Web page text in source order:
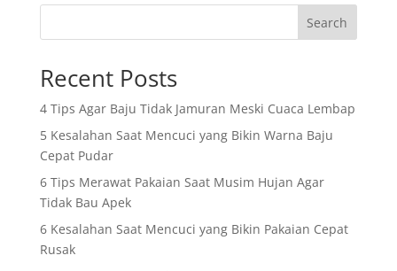
Search
Recent Posts
4 Tips Agar Baju Tidak Jamuran Meski Cuaca Lembap
5 Kesalahan Saat Mencuci yang Bikin Warna Baju
Cepat Pudar
6 Tips Merawat Pakaian Saat Musim Hujan Agar
Tidak Bau Apek
6 Kesalahan Saat Mencuci yang Bikin Pakaian Cepat
Rusak